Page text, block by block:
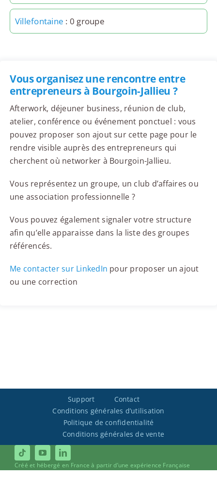
Villefontaine : 0 groupe
Vous organisez une rencontre entre
entrepreneurs à Bourgoin-Jallieu ?
Afterwork, déjeuner business, réunion de club,
atelier, conférence ou événement ponctuel : vous
pouvez proposer son ajout sur cette page pour le
rendre visible auprès des entrepreneurs qui
cherchent où networker à Bourgoin-Jallieu.
Vous représentez un groupe, un club d’affaires ou
une association professionnelle ?
Vous pouvez également signaler votre structure
afin qu’elle apparaisse dans la liste des groupes
référencés.
Me contacter sur LinkedIn pour proposer un ajout
ou une correction
Support
Contact
Conditions générales d’utilisation
Politique de confidentialité
Conditions générales de vente
Créé et hébergé en France à partir d’une expérience Française